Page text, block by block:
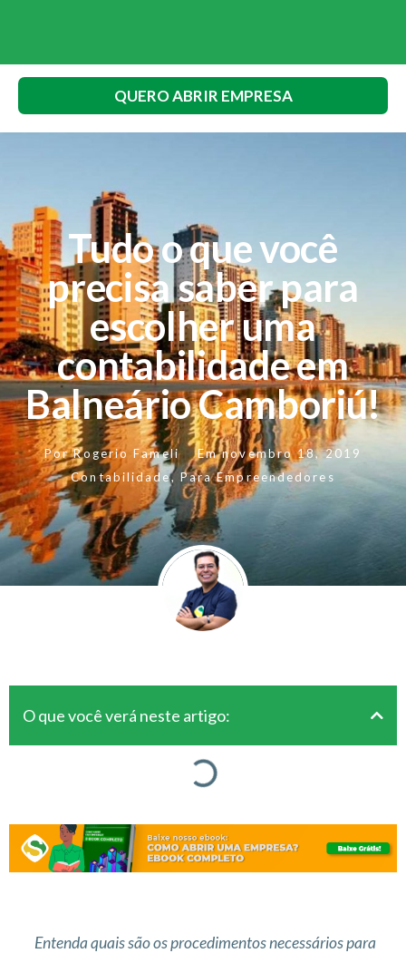
QUERO ABRIR EMPRESA
Tudo o que você
precisa saber para
escolher uma
contabilidade em
Balneário Camboriú!
PorRogerio Fameli Em novembro 18, 2019
Contabilidade, Para Empreendedores
O que você verá neste artigo:
Entenda quais são os procedimentos necessários para